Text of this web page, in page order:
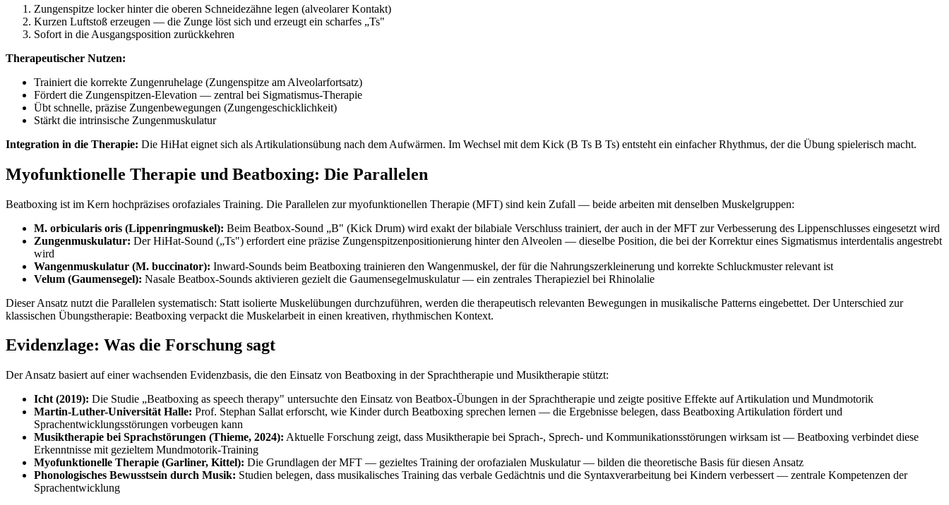
Zungenspitze locker hinter die oberen Schneidezähne legen (alveolarer Kontakt)
Kurzen Luftstoß erzeugen — die Zunge löst sich und erzeugt ein scharfes „Ts"
Sofort in die Ausgangsposition zurückkehren
Therapeutischer Nutzen:
Trainiert die korrekte Zungenruhelage (Zungenspitze am Alveolarfortsatz)
Fördert die Zungenspitzen-Elevation — zentral bei Sigmatismus-Therapie
Übt schnelle, präzise Zungenbewegungen (Zungengeschicklichkeit)
Stärkt die intrinsische Zungenmuskulatur
Integration in die Therapie: Die HiHat eignet sich als Artikulationsübung nach dem Aufwärmen. Im Wechsel mit dem Kick (B Ts B Ts) entsteht ein einfacher Rhythmus, der die Übung spielerisch macht.
Myofunktionelle Therapie und Beatboxing: Die Parallelen
Beatboxing ist im Kern hochpräzises orofaziales Training. Die Parallelen zur myofunktionellen Therapie (MFT) sind kein Zufall — beide arbeiten mit denselben Muskelgruppen:
M. orbicularis oris (Lippenringmuskel): Beim Beatbox-Sound „B" (Kick Drum) wird exakt der bilabiale Verschluss trainiert, der auch in der MFT zur Verbesserung des Lippenschlusses eingesetzt wird
Zungenmuskulatur: Der HiHat-Sound („Ts") erfordert eine präzise Zungenspitzenpositionierung hinter den Alveolen — dieselbe Position, die bei der Korrektur eines Sigmatismus interdentalis angestrebt
wird
Wangenmuskulatur (M. buccinator): Inward-Sounds beim Beatboxing trainieren den Wangenmuskel, der für die Nahrungszerkleinerung und korrekte Schluckmuster relevant ist
Velum (Gaumensegel): Nasale Beatbox-Sounds aktivieren gezielt die Gaumensegelmuskulatur — ein zentrales Therapieziel bei Rhinolalie
Dieser Ansatz nutzt die Parallelen systematisch: Statt isolierte Muskelübungen durchzuführen, werden die therapeutisch relevanten Bewegungen in musikalische Patterns eingebettet. Der Unterschied zur
klassischen Übungstherapie: Beatboxing verpackt die Muskelarbeit in einen kreativen, rhythmischen Kontext.
Evidenzlage: Was die Forschung sagt
Der Ansatz basiert auf einer wachsenden Evidenzbasis, die den Einsatz von Beatboxing in der Sprachtherapie und Musiktherapie stützt:
Icht (2019): Die Studie „Beatboxing as speech therapy" untersuchte den Einsatz von Beatbox-Übungen in der Sprachtherapie und zeigte positive Effekte auf Artikulation und Mundmotorik
Martin-Luther-Universität Halle: Prof. Stephan Sallat erforscht, wie Kinder durch Beatboxing sprechen lernen — die Ergebnisse belegen, dass Beatboxing Artikulation fördert und
Sprachentwicklungsstörungen vorbeugen kann
Musiktherapie bei Sprachstörungen (Thieme, 2024): Aktuelle Forschung zeigt, dass Musiktherapie bei Sprach-, Sprech- und Kommunikationsstörungen wirksam ist — Beatboxing verbindet diese
Erkenntnisse mit gezieltem Mundmotorik-Training
Myofunktionelle Therapie (Garliner, Kittel): Die Grundlagen der MFT — gezieltes Training der orofazialen Muskulatur — bilden die theoretische Basis für diesen Ansatz
Phonologisches Bewusstsein durch Musik: Studien belegen, dass musikalisches Training das verbale Gedächtnis und die Syntaxverarbeitung bei Kindern verbessert — zentrale Kompetenzen der
Sprachentwicklung